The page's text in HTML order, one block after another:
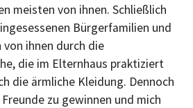
meisten von ihnen. Schließlich
Bürgerfamilien und
ihnen durch die
die im Elternhaus praktiziert
die ärmliche Kleidung. Dennoch
zu gewinnen und mich